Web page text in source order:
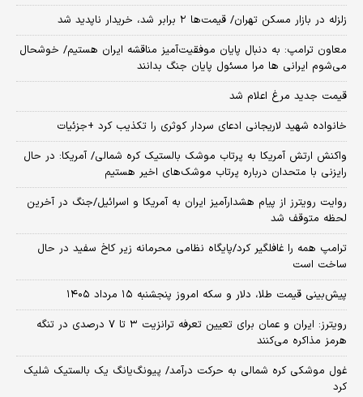
زلزله در بازار مسکن تهران/ قیمت‌ها ۲ برابر شد، خریدار ناپدید شد
معاون ترامپ: به دنبال پایان موفقیت‌آمیز مناقشه ایران هستیم/ خوشحال
می‌شوم ایرانی ها مرا مسئول پایان جنگ بدانند
قیمت جدید مرغ اعلام شد
خانواده شهید لاریجانی ادعای سردار کوثری را تکذیب کرد +جزئیات
واکنش ارتش آمریکا به پرتاب موشک بالستیک کره شمالی/ آمریکا: در حال
رایزنی با متحدان درباره پرتاب موشک‌های اخیر هستیم
روایت رویترز از پیام هشدارآمیز ایران به آمریکا و اسرائیل/جنگ در آخرین
لحظه متوقف شد
ترامپ همه را غافلگیر کرد/پایگاه نظامی محرمانه زیر کاخ سفید در حال
ساخت است
پیش‌بینی قیمت طلا، دلار و سکه امروز پنجشنبه ۱۵ مرداد ۱۴۰۵
رویترز: ایران و عمان برای تعیین تعرفه ترانزیت ۳ تا ۷ درصدی در تنگه
هرمز مذاکره می‌کنند
غول موشکی کره شمالی به حرکت درآمد/ پیونگ‌یانگ یک بالستیک شلیک
کرد